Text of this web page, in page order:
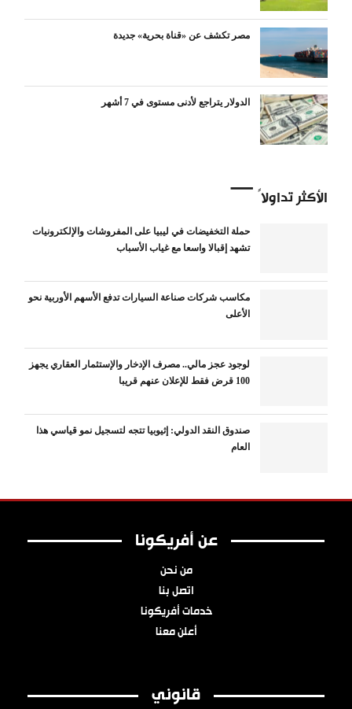
مصر تكشف عن «قناة بحرية» جديدة
الدولار يتراجع لأدنى مستوى في 7 أشهر
الأكثر تداولاً
حملة التخفيضات في ليبيا على المفروشات والإلكترونيات
تشهد إقبالا واسعا مع غياب الأسباب
مكاسب شركات صناعة السيارات تدفع الأسهم الأوربية نحو
الأعلى
لوجود عجز مالي.. مصرف الإدخار والإستثمار العقاري يجهز
100 قرض فقط للإعلان عنهم قريبا
صندوق النقد الدولي: إثيوبيا تتجه لتسجيل نمو قياسي هذا
العام
عن أفريكونا
من نحن
اتصل بنا
خدمات أفريكونا
أعلن معنا
قانوني